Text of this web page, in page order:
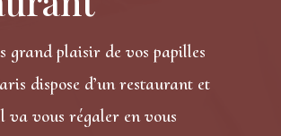
grand plaisir de vos papilles
dispose d’un restaurant et
va vous régaler en vous